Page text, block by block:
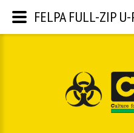
FELPA FULL-ZIP